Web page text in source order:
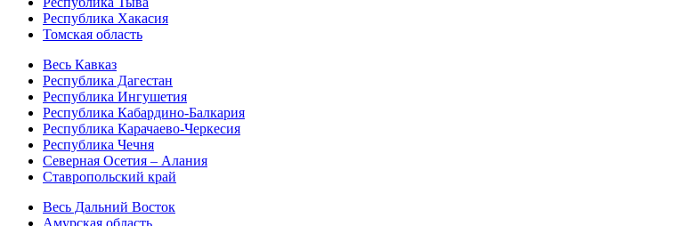
Республика Хакасия
Томская область
Весь Кавказ
Республика Дагестан
Республика Ингушетия
Республика Кабардино-Балкария
Республика Карачаево-Черкесия
Республика Чечня
Северная Осетия – Алания
Ставропольский край
Весь Дальний Восток
Амурская область